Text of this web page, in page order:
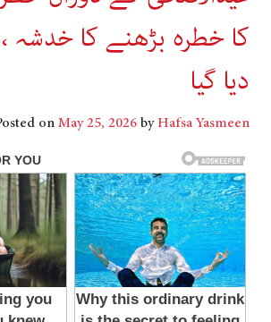
کا خطرہ بڑھنے کا خدشہ ،
دیا گیا
onMay 25, 2026byHafsa Yasmeen